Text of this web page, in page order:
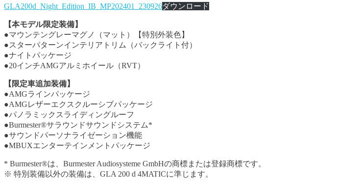
GLA200d_Night_Edition_IB_MP202401_230926ダウンロード
【本モデル限定装備】
●マウンテングレーマグノ（マット）【特別外装色】
●スターパターンインテリアトリム（バックライト付）
●ナイトパッケージ
●20インチAMGアルミホイール（RVT）
【限定車追加装備】
●AMGラインパッケージ
●AMGレザーエクスクルーシブパッケージ
●パノラミックスライディングルーフ
●Burmester®サラウンドサウンドシステム*
●サウンドパーソナライゼーション機能
●MBUXエンターテインメントパッケージ
* Burmester®は、Burmester Audiosysteme GmbHの商標または登録商標です。
※ 特別装備以外の装備は、GLA 200 d 4MATICに準じます。